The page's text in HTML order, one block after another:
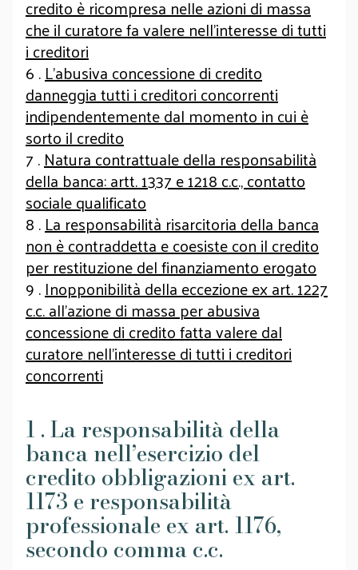
credito è ricompresa nelle azioni di massa
che il curatore fa valere nell’interesse di tutti
i creditori
6 .L’abusiva concessione di credito
danneggia tutti i creditori concorrenti
indipendentemente dal momento in cui è
sorto il credito
7 .Natura contrattuale della responsabilità
della banca: artt. 1337 e 1218 c.c., contatto
sociale qualificato
8 .La responsabilità risarcitoria della banca
non è contraddetta e coesiste con il credito
per restituzione del finanziamento erogato
9 .Inopponibilità della eccezione ex art. 1227
c.c. all’azione di massa per abusiva
concessione di credito fatta valere dal
curatore nell’interesse di tutti i creditori
concorrenti
1 . La responsabilità della
banca nell’esercizio del
credito obbligazioni ex art.
1173 e responsabilità
professionale ex art. 1176,
secondo comma c.c.